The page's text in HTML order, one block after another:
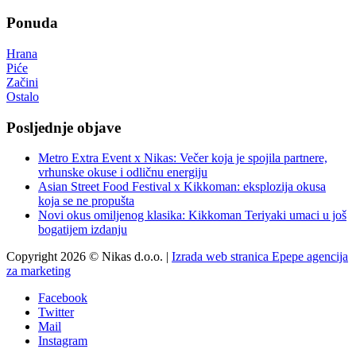
Ponuda
Hrana
Piće
Začini
Ostalo
Posljednje objave
Metro Extra Event x Nikas: Večer koja je spojila partnere,
vrhunske okuse i odličnu energiju
Asian Street Food Festival x Kikkoman: eksplozija okusa
koja se ne propušta
Novi okus omiljenog klasika: Kikkoman Teriyaki umaci u još
bogatijem izdanju
Copyright 2026 © Nikas d.o.o. | Izrada web stranica Epepe agencija
za marketing
Facebook
Twitter
Mail
Instagram